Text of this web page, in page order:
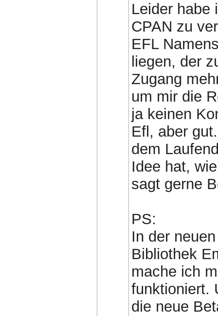
Leider habe
CPAN zu
EFL
liegen, der
Zugang
um mir die
ja keinen
Efl, aber
dem
Idee hat,
sagt gerne
PS:
In der
Bibliothek
mache ich
funktioniert.
die neue